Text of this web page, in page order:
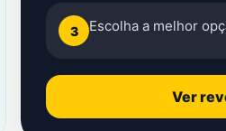
3 Escolha a melhor
Ver